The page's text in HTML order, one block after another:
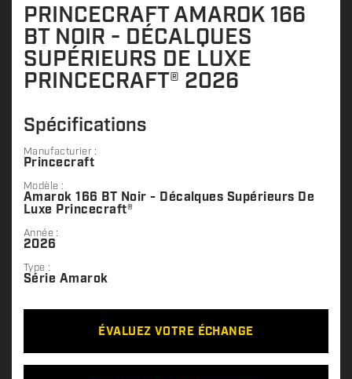
PRINCECRAFT AMAROK 166
BT NOIR - DÉCALQUES
SUPÉRIEURS DE LUXE
PRINCECRAFT® 2026
Spécifications
Manufacturier :
Princecraft
Modèle :
Amarok 166 BT Noir - Décalques Supérieurs De
Luxe Princecraft®
Année :
2026
Type :
Série Amarok
ÉVALUEZ VOTRE ÉCHANGE